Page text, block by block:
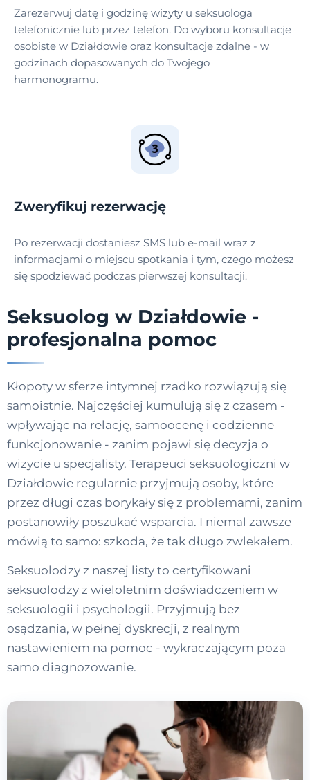
Zarezerwuj datę i godzinę wizyty u seksuologa
telefonicznie lub przez telefon. Do wyboru konsultacje
osobiste w Działdowie oraz konsultacje zdalne - w
godzinach dopasowanych do Twojego
harmonogramu.
Zweryfikuj rezerwację
Po rezerwacji dostaniesz SMS lub e-mail wraz z
informacjami o miejscu spotkania i tym, czego możesz
się spodziewać podczas pierwszej konsultacji.
Seksuolog w Działdowie -
profesjonalna pomoc
Kłopoty w sferze intymnej rzadko rozwiązują się
samoistnie. Najczęściej kumulują się z czasem -
wpływając na relację, samoocenę i codzienne
funkcjonowanie - zanim pojawi się decyzja o
wizycie u specjalisty. Terapeuci seksuologiczni w
Działdowie regularnie przyjmują osoby, które
przez długi czas borykały się z problemami, zanim
postanowiły poszukać wsparcia. I niemal zawsze
mówią to samo: szkoda, że tak długo zwlekałem.
Seksuolodzy z naszej listy to certyfikowani
seksuolodzy z wieloletnim doświadczeniem w
seksuologii i psychologii. Przyjmują bez
osądzania, w pełnej dyskrecji, z realnym
nastawieniem na pomoc - wykraczającym poza
samo diagnozowanie.